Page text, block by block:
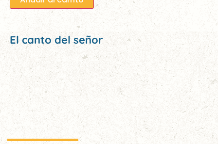
El canto del señor